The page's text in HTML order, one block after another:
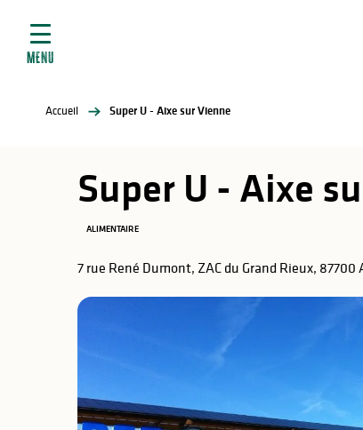
contenu
MENU
Accueil Super U - Aixe sur Vienne
Super U - Aixe
ALIMENTAIRE
7 rue René Dumont, ZAC du Grand Rieux,